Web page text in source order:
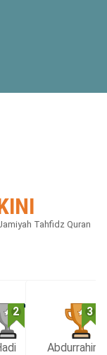
Tahfidz Quran
2 3
Abdurrahim